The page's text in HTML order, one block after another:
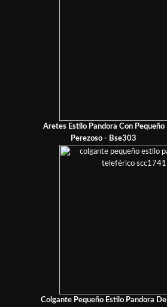
Aretes Estilo Pandora Con Pequeño
Perezoso - Bse303
Colgante Pequeño Estilo Pandora De